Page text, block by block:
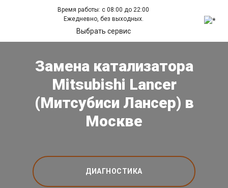
Время работы: с 08:00 до 22:00
Ежедневно, без выходных.
Выбрать сервис
Замена катализатора
Mitsubishi Lancer
(Митсубиси Лансер) в
Москве
ДИАГНОСТИКА